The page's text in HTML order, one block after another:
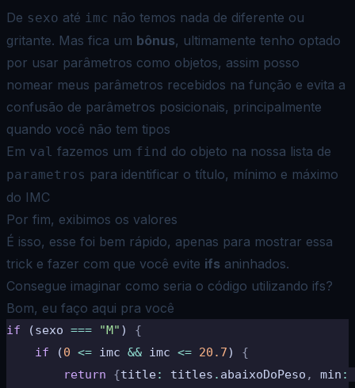
De sexo até imc não temos nada de diferente ou
gritante. Mas fica um bônus, ultimamente tenho optado
por usar parâmetros como objetos, assim posso
nomear meus parâmetros recebidos na função e evita a
confusão de parâmetros posicionais, principalmente
quando você não tem tipos
Em val fazemos um find do objeto na nossa lista de
parametros para identificar o título, mínimo e máximo
do IMC
Por fim, exibimos os valores
É isso, esse foi bem rápido, apenas para mostrar essa
trick e fazer com que você evite ifs aninhados.
Consegue imaginar como seria o código utilizando ifs?
Bom, eu faço aqui pra você
if (sexo === "M" ) {
    if
(0 <= imc && imc <= 20.7) {
        return
{title: titles . abaixoDoPeso , min :